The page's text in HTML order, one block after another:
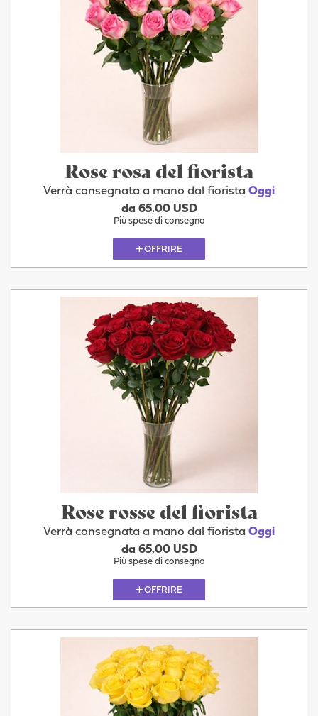
Rose rosa del fiorista
Verrà consegnata a mano dal fiorista Oggi
da 65.00 USD
Più spese di consegna
OFFRIRE
Rose rosse del fiorista
Verrà consegnata a mano dal fiorista Oggi
da 65.00 USD
Più spese di consegna
OFFRIRE